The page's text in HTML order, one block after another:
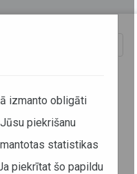
izmanto obligāti
piekrišanu
statistikas
piekrītat šo papildu